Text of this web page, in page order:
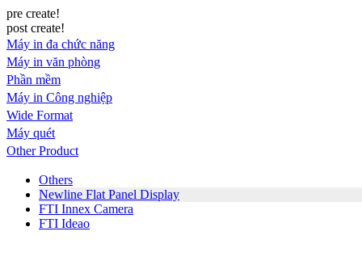
pre create!
post create!
Máy in đa chức năng
Máy in văn phòng
Phần mềm
Máy in Công nghiệp
Wide Format
Máy quét
Other Product
Others
Newline Flat Panel Display
FTI Innex Camera
FTI Ideao